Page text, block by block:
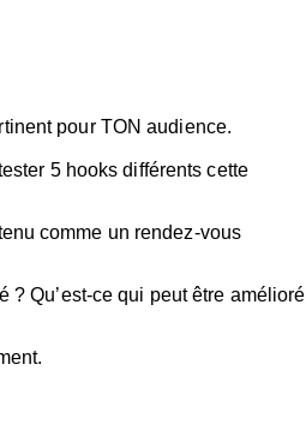
pour TON audience.
5 hooks différents cette
comme un rendez-vous
Qu’est-ce qui peut être amélioré